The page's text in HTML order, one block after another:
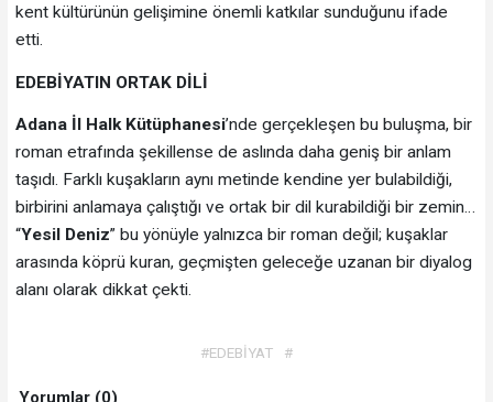
kent kültürünün gelişimine önemli katkılar sunduğunu ifade
etti.
EDEBİYATIN ORTAK DİLİ
Adana İl Halk Kütüphanesi’nde gerçekleşen bu buluşma, bir
roman etrafında şekillense de aslında daha geniş bir anlam
taşıdı. Farklı kuşakların aynı metinde kendine yer bulabildiği,
birbirini anlamaya çalıştığı ve ortak bir dil kurabildiği bir zemin…
“Yesil Deniz” bu yönüyle yalnızca bir roman değil; kuşaklar
arasında köprü kuran, geçmişten geleceğe uzanan bir diyalog
alanı olarak dikkat çekti.
#EDEBİYAT #